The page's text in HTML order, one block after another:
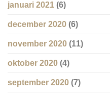
januari 2021 (6)
december 2020 (6)
november 2020 (11)
oktober 2020 (4)
september 2020 (7)